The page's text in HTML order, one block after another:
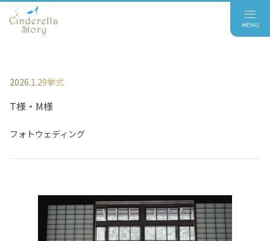
2026.1.29挙式
T様・M様
フォトウェディング